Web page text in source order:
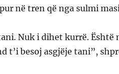
në tren që nga sulmi
Nuk i dihet kurrë. Është
t’i besoj asgjëje tani”,